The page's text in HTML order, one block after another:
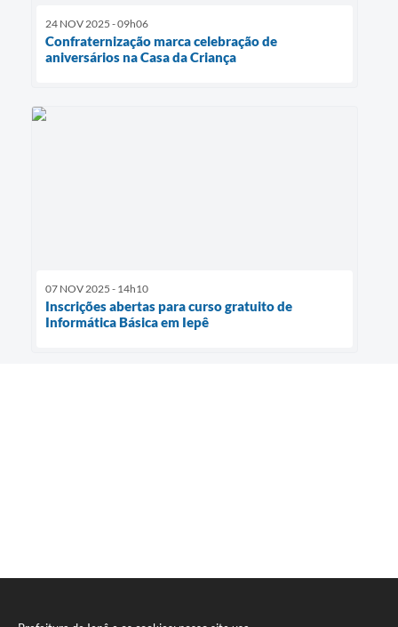
24 NOV 2025 - 09h06
Confraternização marca celebração de
aniversários na Casa da Criança
07 NOV 2025 - 14h10
Inscrições abertas para curso gratuito de
Informática Básica em Iepê